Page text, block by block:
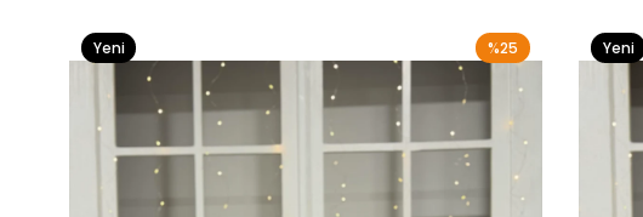
%25
Yeni
Yeni